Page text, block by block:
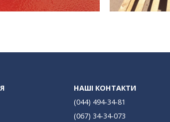
НАШІ КОНТАКТИ
(044) 494-34-81
(067) 34-34-073